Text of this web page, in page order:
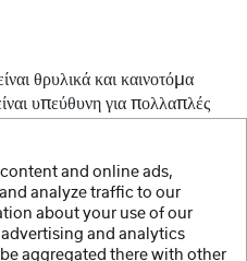
θρυλικά και καινοτόμα
υπεύθυνη για πολλαπλές
τυμπάνων.
and online ads,
analyze traffic to our
about your use of our
and analytics
aggregated there with other